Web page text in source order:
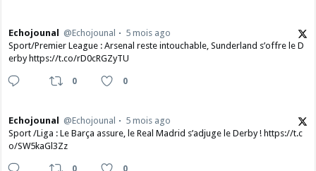
Echojounal @Echojounal
5 mois ago
Sport/Premier League : Arsenal reste intouchable, Sunderland s’offre le D
erby https://t.co/rD0cRGZyTU
0 0
Echojounal @Echojounal
5 mois ago
Sport /Liga : Le Barça assure, le Real Madrid s’adjuge le Derby ! https://t.c
o/SW5kaGl3Zz
0 0